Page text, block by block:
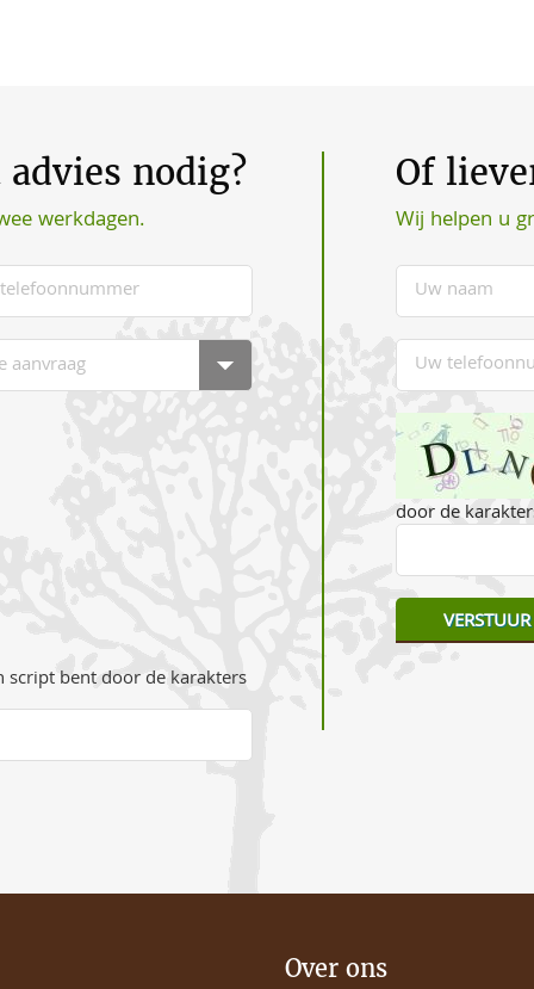
nodig?
werkdagen.
script bent door de karakters
Of
Wij helpen u
door de
Over ons